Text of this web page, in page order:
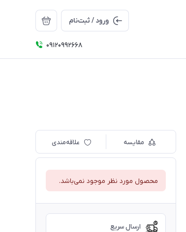
ورود / ثبت‌نام
09120992668
مقایسه علاقه‌مندی
محصول مورد نظر موجود نمی‌باشد.
ارسال سریع